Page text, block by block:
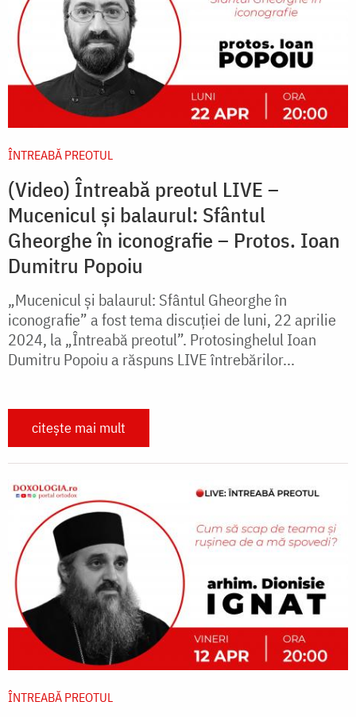
ÎNTREABĂ PREOTUL
(Video) Întreabă preotul LIVE –
Mucenicul și balaurul: Sfântul
Gheorghe în iconografie – Protos. Ioan
Dumitru Popoiu
„Mucenicul și balaurul: Sfântul Gheorghe în
iconografie” a fost tema discuției de luni, 22 aprilie
2024, la „Întreabă preotul”. Protosinghelul Ioan
Dumitru Popoiu a răspuns LIVE întrebărilor...
citește mai mult
ÎNTREABĂ PREOTUL